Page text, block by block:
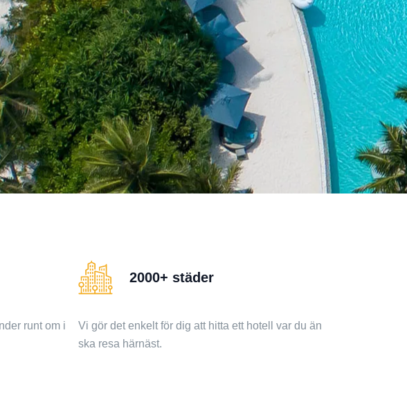
runt om i
2000+ städer
Vi gör det enkelt för dig att hitta ett hotell var du än
ska resa härnäst.